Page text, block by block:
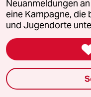
Und das
Wenn
wollen
Form
nicht so
Neuanmeldungen
eine Kampagne, die
und Jugendorte